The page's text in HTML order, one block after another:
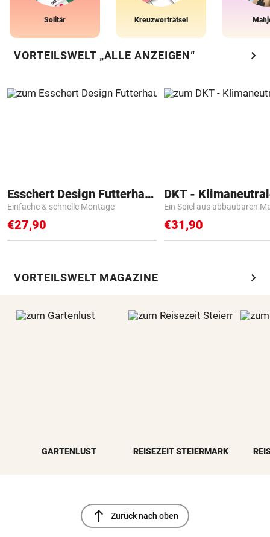
Solitär Kreuzworträtsel
VORTEILSWELT „ALLE ANZEIGEN“ chevron_right
Esschert Design Futterhaus
Einfache & schnelle Montage
€27,90
Ein Spiel aus abbaubaren
€31,90
VORTEILSWELT MAGAZINE chevron_right
GARTENLUST REISEZEIT STEIERMARK
north Zurück nach oben